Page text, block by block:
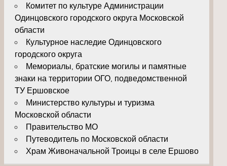
Комитет по культуре Администрации
Одинцовского городского округа Московской
области
Культурное наследие Одинцовского
городского округа
Мемориалы, братские могилы и памятные
знаки на территории ОГО, подведомственной
ТУ Ершовское
Министерство культуры и туризма
Московской области
Правительство МО
Путеводитель по Московской области
Храм Живоначальной Троицы в селе Ершово